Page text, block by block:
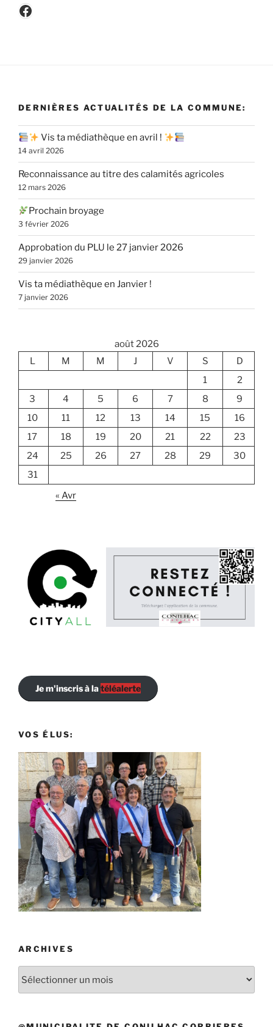
Facebook
DERNIÈRES ACTUALITÉS DE LA COMMUNE:
Vis ta médiathèque en avril !
14 avril 2026
Reconnaissance au titre des calamités agricoles
12 mars 2026
Prochain broyage
3 février 2026
Approbation du PLU le 27 janvier 2026
29 janvier 2026
Vis ta médiathèque en Janvier !
7 janvier 2026
août 2026
L
M M J V S
D
1
2
3
4 5 6 7 8
9
10
11 12 13 14 15
16
17
18 19 20 21 22
23
24
25 26 27 28 29
30
31
« Avr
Je m'inscris à latéléalerte
VOS ÉLUS:
ARCHIVES